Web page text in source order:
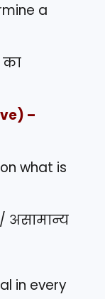
a
–
what is
असामान्य
in every